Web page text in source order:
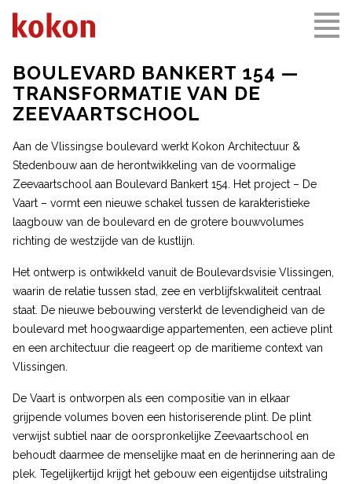
BOULEVARD BANKERT 154 —
TRANSFORMATIE VAN DE
ZEEVAARTSCHOOL
Aan de Vlissingse boulevard werkt Kokon Architectuur &
Stedenbouw aan de herontwikkeling van de voormalige
Zeevaartschool aan Boulevard Bankert 154. Het project – De
Vaart – vormt een nieuwe schakel tussen de karakteristieke
laagbouw van de boulevard en de grotere bouwvolumes
richting de westzijde van de kustlijn.
Het ontwerp is ontwikkeld vanuit de Boulevardsvisie Vlissingen,
waarin de relatie tussen stad, zee en verblijfskwaliteit centraal
staat. De nieuwe bebouwing versterkt de levendigheid van de
boulevard met hoogwaardige appartementen, een actieve plint
en een architectuur die reageert op de maritieme context van
Vlissingen.
De Vaart is ontworpen als een compositie van in elkaar
grijpende volumes boven een historiserende plint. De plint
verwijst subtiel naar de oorspronkelijke Zeevaartschool en
behoudt daarmee de menselijke maat en de herinnering aan de
plek. Tegelijkertijd krijgt het gebouw een eigentijdse uitstraling